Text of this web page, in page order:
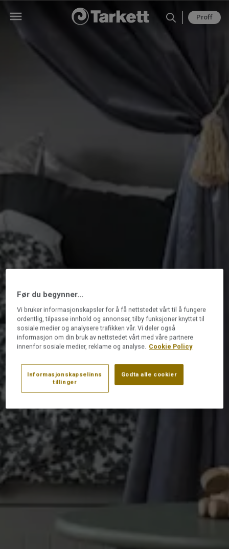
Proff
Før du begynner...
Vi bruker informasjonskapsler for å få nettstedet vårt til å fungere
ordentlig, tilpasse innhold og annonser, tilby funksjoner knyttet til
sosiale medier og analysere trafikken vår. Vi deler også
informasjon om din bruk av nettstedet vårt med våre partnere
innenfor sosiale medier, reklame og analyse. Cookie Policy
Informasjonskapselinns
tillinger
Godta alle cookier